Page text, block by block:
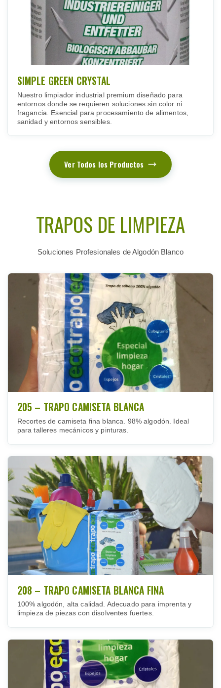
SIMPLE GREEN CRYSTAL
Nuestro limpiador industrial premium diseñado para
entornos donde se requieren soluciones sin color ni
fragancia. Esencial para procesamiento de alimentos,
sanidad y entornos sensibles.
Ver Todos los Productos
TRAPOS DE LIMPIEZA
Soluciones Profesionales de Algodón Blanco
205 – TRAPO CAMISETA BLANCA
Recortes de camiseta fina blanca. 98% algodón. Ideal
para talleres mecánicos y pinturas.
208 – TRAPO CAMISETA BLANCA FINA
100% algodón, alta calidad. Adecuado para imprenta y
limpieza de piezas con disolventes fuertes.